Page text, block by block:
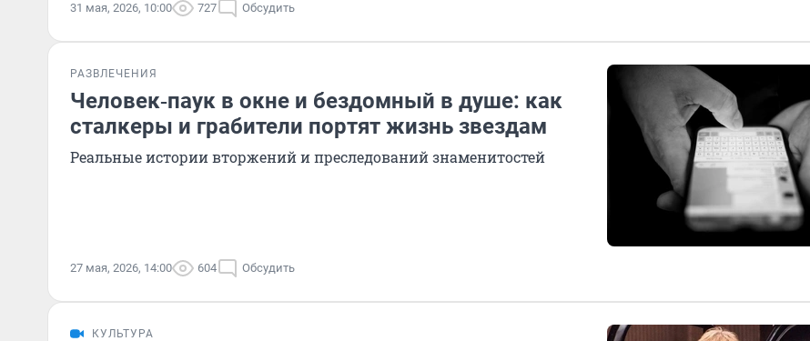
31 мая, 2026, 10:00 727 Обсудить
РАЗВЛЕЧЕНИЯ
Человек‑паук в окне и бездомный в душе: как
сталкеры и грабители портят жизнь звездам
Реальные истории вторжений и преследований знаменитостей
27 мая, 2026, 14:00 604 Обсудить
КУЛЬТУРА